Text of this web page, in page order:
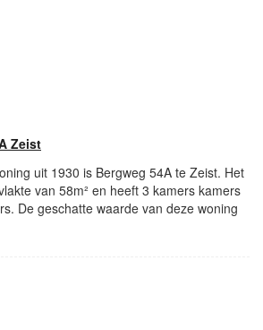
Zeist
uit 1930 is Bergweg 54A te Zeist. Het
van 58m² en heeft 3 kamers kamers
De geschatte waarde van deze woning